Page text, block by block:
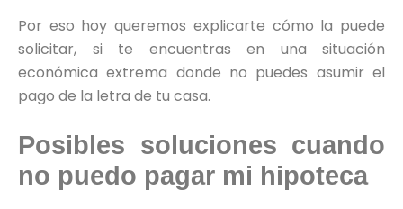
Por eso hoy queremos explicarte cómo la puede
solicitar, si te encuentras en una situación
económica extrema donde no puedes asumir el
pago de la letra de tu casa.
Posibles soluciones cuando
no puedo pagar mi hipoteca